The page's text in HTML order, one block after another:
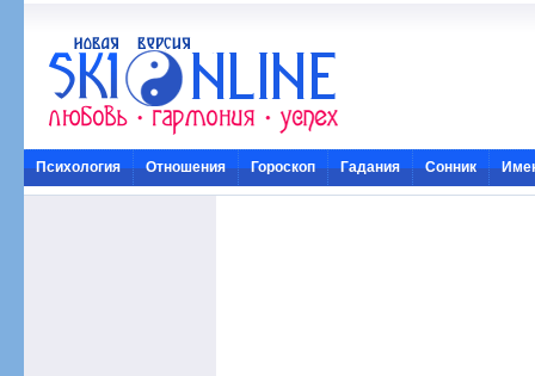
Психология Отношения Гороскоп Гадания Сонник